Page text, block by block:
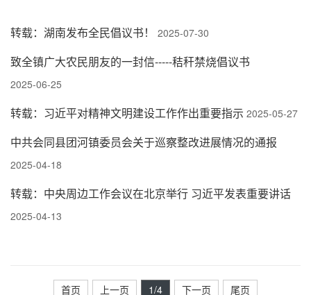
转载：湖南发布全民倡议书！ 2025-07-30
致全镇广大农民朋友的一封信-----秸秆禁烧倡议书
2025-06-25
转载：习近平对精神文明建设工作作出重要指示 2025-05-27
中共会同县团河镇委员会关于巡察整改进展情况的通报
2025-04-18
转载：中央周边工作会议在北京举行 习近平发表重要讲话
2025-04-13
首页 上一页 1/4 下一页 尾页